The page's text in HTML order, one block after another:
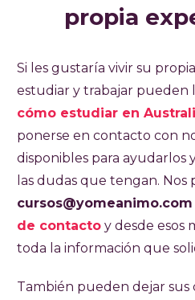
propia
Si les gustaría vivir su
estudiar y trabajar pueden
cómo estudiar en
ponerse en contacto con
disponibles para ayudarlos
las dudas que tengan. Nos
cursos@yomeanimo.com
de contacto y desde esos
toda la información que
También pueden dejar sus